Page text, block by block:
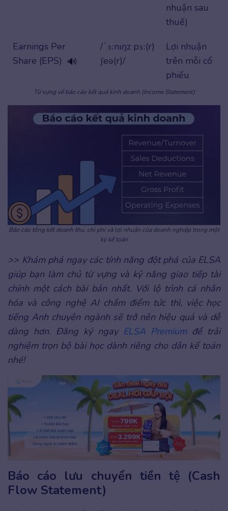
nhuận sau
thuế)
Earnings Per
Share (EPS) 🔊
/ˈɜːnɪŋz pɜː(r)
ʃeə(r)/
Lợi nhuận
trên mỗi cổ
phiếu
Từ vựng về báo cáo kết quả kinh doanh (Income Statement)
Báo cáo tổng kết doanh thu, chi phí và lợi nhuận của doanh nghiệp trong một
kỳ kế toán
>> Khám phá ngay các tính năng đột phá của ELSA
giúp bạn làm chủ từ vựng và kỹ năng giao tiếp tài
chính một cách bài bản nhất. Với lộ trình cá nhân
hóa và công nghệ AI chấm điểm tức thì, việc học
tiếng Anh chuyên ngành sẽ trở nên hiệu quả và dễ
dàng hơn. Đăng ký ngay ELSA Premiumđể trải
nghiệm trọn bộ bài học dành riêng cho dân kế toán
nhé!
Báo cáo lưu chuyển tiền tệ (Cash
Flow Statement)